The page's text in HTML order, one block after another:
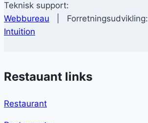
Teknisk support:
Webbureau | Forretningsudvikling:
Intuition
Restauant links
Restaurant